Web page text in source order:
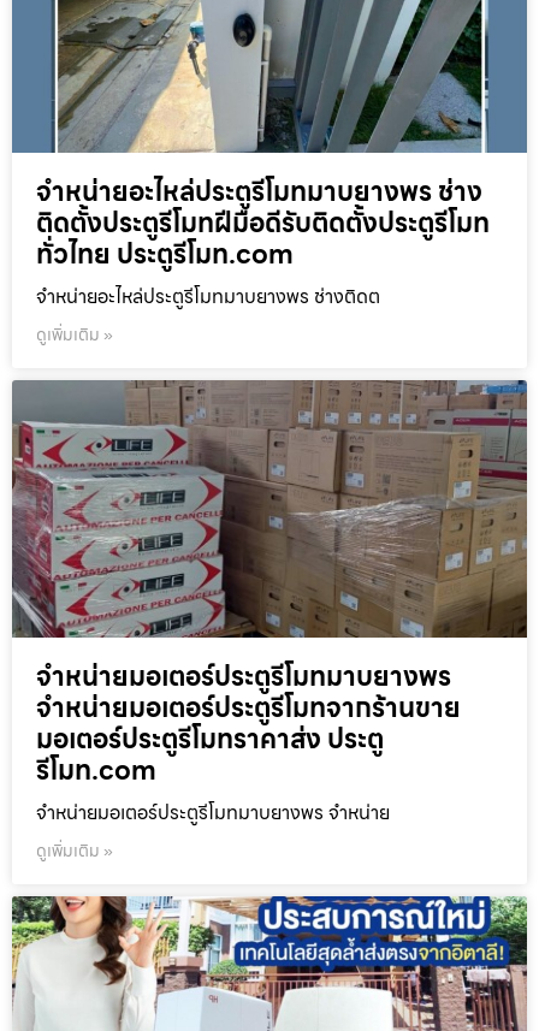
จำหน่ายอะไหล่ประตูรีโมทมาบยางพร ช่าง
ติดตั้งประตูรีโมทฝีมือดีรับติดตั้งประตูรีโมท
ทั่วไทย ประตูรีโมท.com
จำหน่ายอะไหล่ประตูรีโมทมาบยางพร ช่างติดต
ดูเพิ่มเติม »
จำหน่ายมอเตอร์ประตูรีโมทมาบยางพร
จำหน่ายมอเตอร์ประตูรีโมทจากร้านขาย
มอเตอร์ประตูรีโมทราคาส่ง ประตู
รีโมท.com
จำหน่ายมอเตอร์ประตูรีโมทมาบยางพร จำหน่าย
ดูเพิ่มเติม »